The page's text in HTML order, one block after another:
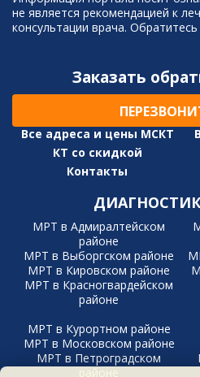
не является рекомендацией к
консультации врача.
Заказать
Все адреса и цены МСКТ
КТ со скидкой
Контакты
МРТ в Адмиралтейском
районе
МРТ в Выборгском районе
МРТ в Кировском районе
МРТ в Красногвардейском
районе
МРТ в Курортном районе
МРТ в Московском районе
МРТ в Петроградском
районе